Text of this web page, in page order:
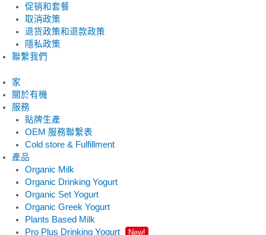
促销和套餐
取消政策
退货政策和退款政策
隱私政策
聯繫我們
家
關於有機
服務
貼牌生產
OEM 服務聯繫表
Cold store & Fulfillment
產品
Organic Milk
Organic Drinking Yogurt
Organic Set Yogurt
Organic Greek Yogurt
Plants Based Milk
Pro Plus Drinking Yogurt
New!